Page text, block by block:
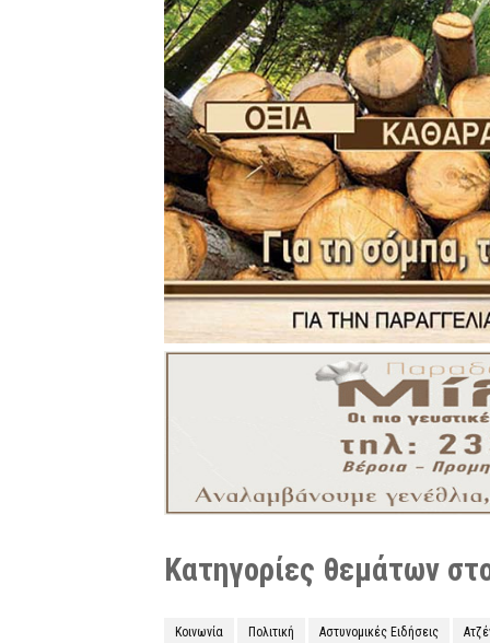
Κατηγορίες θεμάτων
Κοινωνία Πολιτική Αστυνομικές Ειδήσεις